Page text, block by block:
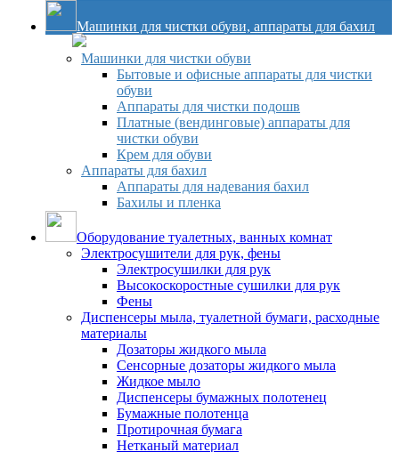
Машинки для чистки обуви, аппараты для бахил
Машинки для чистки обуви
Бытовые и офисные аппараты для чистки
обуви
Аппараты для чистки подошв
Платные (вендинговые) аппараты для
чистки обуви
Крем для обуви
Аппараты для бахил
Аппараты для надевания бахил
Бахилы и пленка
Оборудование туалетных, ванных комнат
Электросушители для рук, фены
Электросушилки для рук
Высокоскоростные сушилки для рук
Фены
Диспенсеры мыла, туалетной бумаги, расходные
материалы
Дозаторы жидкого мыла
Сенсорные дозаторы жидкого мыла
Жидкое мыло
Диспенсеры бумажных полотенец
Бумажные полотенца
Протирочная бумага
Нетканый материал